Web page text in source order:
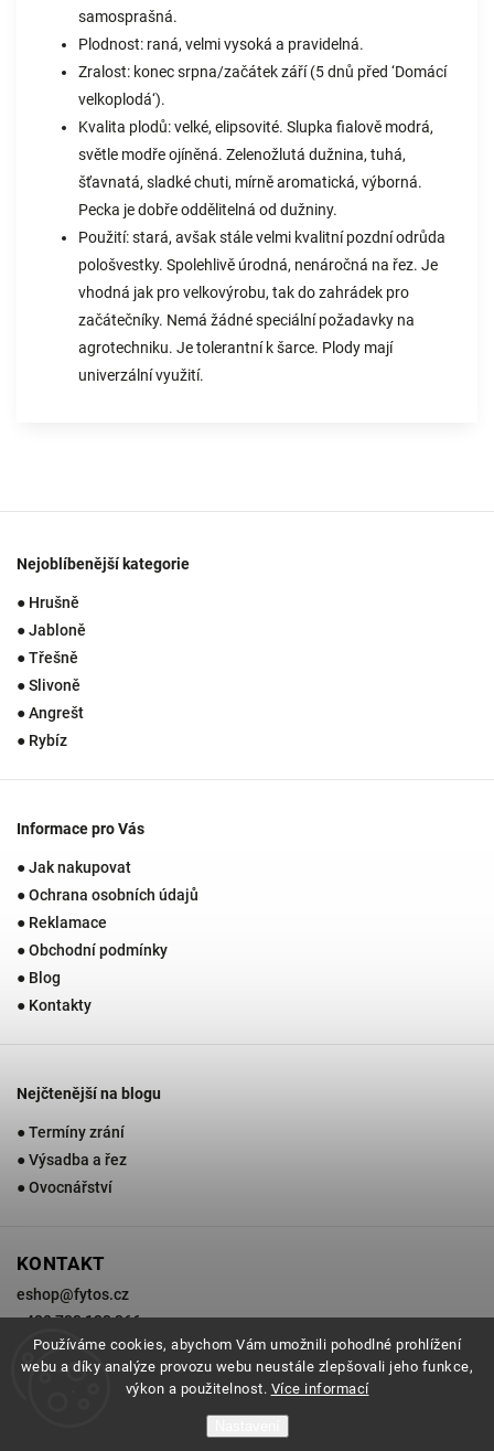
Používáme cookies, abychom Vám umožnili pohodlné prohlížení
webu a díky analýze provozu webu neustále zlepšovali jeho funkce,
výkon a použitelnost. Více informací
samosprašná.
Plodnost: raná, velmi vysoká a pravidelná.
Zralost: konec srpna/začátek září (5 dnů před ‘Domácí
velkoplodá‘).
Kvalita plodů: velké, elipsovité. Slupka fialově modrá,
světle modře ojíněná. Zelenožlutá dužnina, tuhá,
šťavnatá, sladké chuti, mírně aromatická, výborná.
Pecka je dobře oddělitelná od dužniny.
Použití: stará, avšak stále velmi kvalitní pozdní odrůda
pološvestky. Spolehlivě úrodná, nenáročná na řez. Je
vhodná jak pro velkovýrobu, tak do zahrádek pro
začátečníky. Nemá žádné speciální požadavky na
agrotechniku. Je tolerantní k šarce. Plody mají
univerzální využití.
Nejoblíbenější kategorie
● Hrušně
● Jabloně
● Třešně
● Slivoně
● Angrešt
● Rybíz
Informace pro Vás
● Jak nakupovat
● Ochrana osobních údajů
● Reklamace
● Obchodní podmínky
● Blog
● Kontakty
Nejčtenější na blogu
● Termíny zrání
● Výsadba a řez
● Ovocnářství
KONTAKT
eshop@fytos.cz
+420 733 133 366
Zahradnictví Fytos. Všechna práva vyhrazena.
Grafický návrh vytvořil a nakódoval